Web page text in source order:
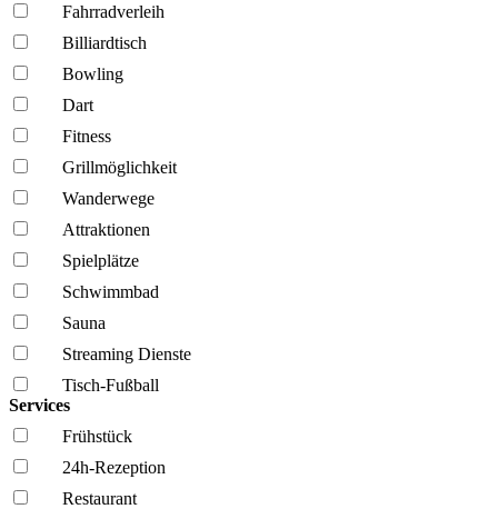
Fahrrad­verleih
Billiardtisch
Bowling
Dart
Fitness
Grillmöglich­keit
Wanderwege
Attraktionen
Spielplätze
Schwimmbad
Sauna
Streaming Dienste
Tisch-Fußball
Services
Frühstück
24h-Rezeption
Restaurant